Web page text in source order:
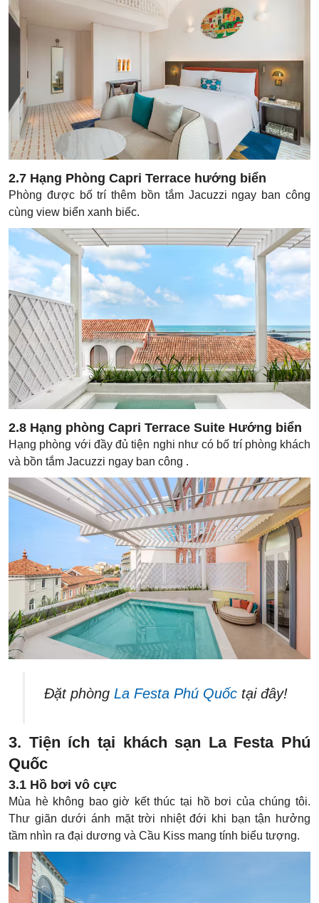
2.7 Hạng Phòng Capri Terrace hướng biển
Phòng được bố trí thêm bồn tắm Jacuzzi ngay ban công
cùng view biển xanh biếc.
2.8 Hạng phòng Capri Terrace Suite Hướng biển
Hạng phòng với đầy đủ tiện nghi như có bố trí phòng khách
và bồn tắm Jacuzzi ngay ban công .
Đặt phòng La Festa Phú Quốc tại đây!
3. Tiện ích tại khách sạn La Festa Phú
Quốc
3.1 Hồ bơi vô cực
Mùa hè không bao giờ kết thúc tại hồ bơi của chúng tôi.
Thư giãn dưới ánh mặt trời nhiệt đới khi bạn tận hưởng
tầm nhìn ra đại dương và Cầu Kiss mang tính biểu tượng.